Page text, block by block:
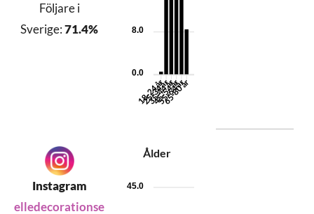
Följare i
Sverige:71.4% 8.0
0.0
18-24 år
25-34 år
35-44 år
45-54 år
55-64 år
65-80 år
Instagram
elledecorationse
Ålder
45.0